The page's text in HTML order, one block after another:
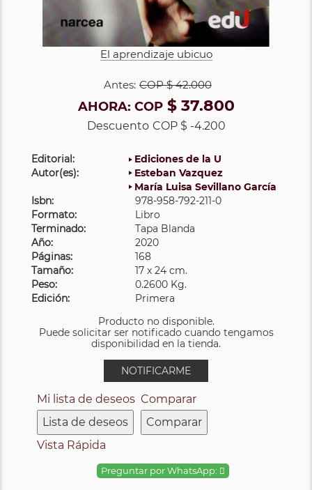
El aprendizaje ubicuo
Antes: COP$ 42.000
AHORA: COP$ 37.800
Descuento COP $ -4.200
Editorial:
Ediciones de la U
Autor(es):
Esteban Vazquez
María Luisa Sevillano García
Isbn:
978-958-792-211-0
Formato:
Libro
Terminado:
Tapa Blanda
Año:
2020
Páginas:
168
Tamaño:
17 x 24 cm.
Peso:
0.2600 Kg.
Edición:
Primera
Producto no disponible.
Puede solicitar ser notificado cuando tengamos
disponibilidad en la tienda.
NOTIFICARME
Mi lista de deseos
Lista de deseos
Comparar
Comparar
Vista Rápida
Preguntar por WhatsApp: